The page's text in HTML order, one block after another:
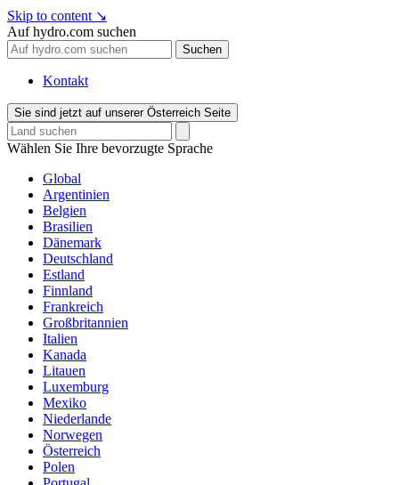
Skip to content ↘
Auf hydro.com suchen
Suchen
Kontakt
Sie sind jetzt auf unserer Österreich Seite
Wählen Sie Ihre bevorzugte Sprache
Global
Argentinien
Belgien
Brasilien
Dänemark
Deutschland
Estland
Finnland
Frankreich
Großbritannien
Italien
Kanada
Litauen
Luxemburg
Mexiko
Niederlande
Norwegen
Österreich
Polen